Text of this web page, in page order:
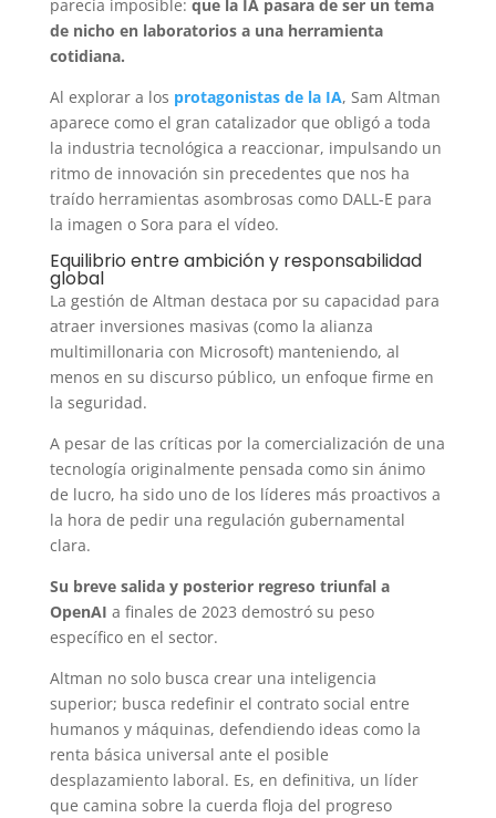
parecía imposible: que la IA pasara de ser un tema
de nicho en laboratorios a una herramienta
cotidiana.
Al explorar a los protagonistas de la IA, Sam Altman
aparece como el gran catalizador que obligó a toda
la industria tecnológica a reaccionar, impulsando un
ritmo de innovación sin precedentes que nos ha
traído herramientas asombrosas como DALL-E para
la imagen o Sora para el vídeo.
Equilibrio entre ambición y responsabilidad
global
La gestión de Altman destaca por su capacidad para
atraer inversiones masivas (como la alianza
multimillonaria con Microsoft) manteniendo, al
menos en su discurso público, un enfoque firme en
la seguridad.
A pesar de las críticas por la comercialización de una
tecnología originalmente pensada como sin ánimo
de lucro, ha sido uno de los líderes más proactivos a
la hora de pedir una regulación gubernamental
clara.
Su breve salida y posterior regreso triunfal a
OpenAI a finales de 2023 demostró su peso
específico en el sector.
Altman no solo busca crear una inteligencia
superior; busca redefinir el contrato social entre
humanos y máquinas, defendiendo ideas como la
renta básica universal ante el posible
desplazamiento laboral. Es, en definitiva, un líder
que camina sobre la cuerda floja del progreso